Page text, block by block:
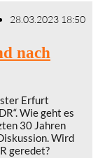
28.03.2023 18:50
nach
Erfurt
Wie geht es
30 Jahren
Wird
geredet?